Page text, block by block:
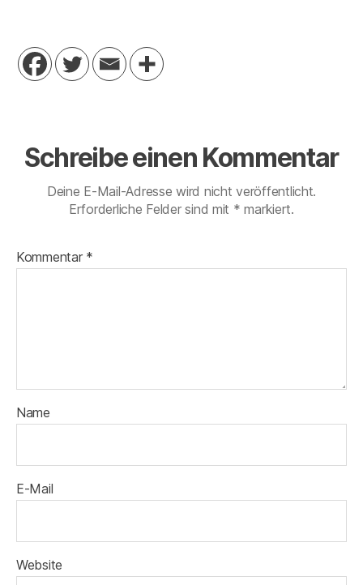
Schreibe einen Kommentar
Deine E-Mail-Adresse wird nicht veröffentlicht.
Erforderliche Felder sind mit * markiert.
Kommentar *
Name
E-Mail
Website